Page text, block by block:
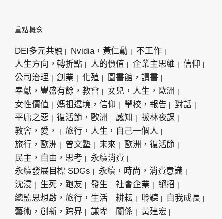
重點概念
DEI多元共融 Nvidia，黃仁勳
不工作
人生方向，轉折點
人的價值 企業主思維
信仰
公司治理
創業 化殖
圖書館，讀書
奉獻，豐盛有餘，教會
女兒，人生，歐洲
女性價值
媽祖遶境，信仰 學校，報告
對話
平庸之惡
復活節，歐洲 感知
拔林夜課
教會，愛，
旅行，人生，自己一個人
旅行，歐洲
曾文塾 未來
歐洲，復活節
民主，自由，思考
永續消費
永續發展目標 SDGs
永續，時尚，消費意識
沈浸
生死，跑友 發生 社會企業
絕招
總監思想啟，旅行，生活
耕耘 聆聽
自我成長
藝術，創新，跨界
謙卑 關係
黃建宏